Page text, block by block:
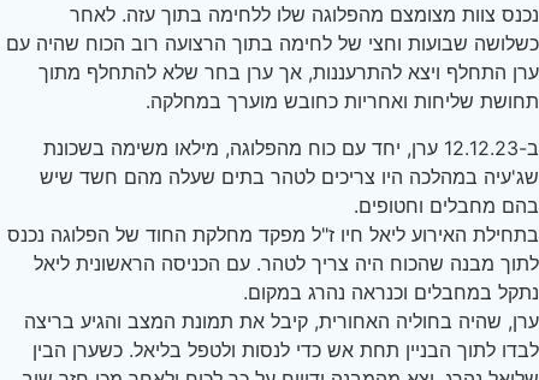
צוות מצומצם מהפלוגה שלו ללחימה בתוך עזה. לאחר
שבועות וחצי של לחימה בתוך הרצועה רוב הכוח שהיה עם
התחלף ויצא להתרעננות, אך ערן בחר שלא להתחלף מתוך
שליחות ואחריות כחובש מוערך במחלקה.
ב-12.12.23 ערן, יחד עם כוח מהפלוגה, מילאו משימה בשכונת
במהלכה היו צריכים לטהר בתים שעלה מהם חשד שיש
מחבלים וחטופים.
האירוע ליאל חיו ז"ל מפקד מחלקת החוד של הפלוגה נכנס
מבנה שהכוח היה צריך לטהר. עם הכניסה הראשונית ליאל
במחבלים וכנראה נהרג במקום.
שהיה בחוליה האחורית, קיבל את תמונת המצב והגיע בריצה
לתוך הבניין תחת אש כדי לנסות ולטפל בליאל. כשערן הבין